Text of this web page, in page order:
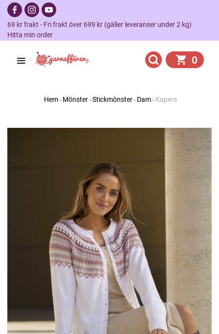
69 kr frakt - Fri frakt över 699 kr (gäller leveranser under 2 kg)
Hitta min order
0
Hem Mönster Stickmönster Dam Kapers